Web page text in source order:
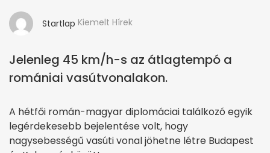
Startlap Kiemelt Hírek
Jelenleg 45 km/h-s az átlagtempó a
romániai vasútvonalakon.
A hétfői román-magyar diplomáciai találkozó egyik
legérdekesebb bejelentése volt, hogy
nagysebességű vasúti vonal jöhetne létre Budapest